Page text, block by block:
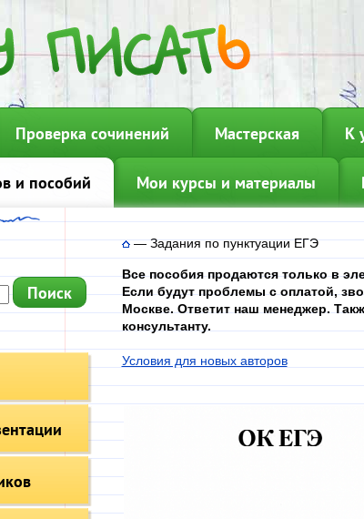
Проверка сочинений Мастерская К
и пособий Мои курсы и материалы
—Задания по пунктуации ЕГЭ
Все пособия продаются только в
Если будут проблемы с оплатой,
Москве. Ответит наш менеджер.
консультанту.
Условия для новых авторов